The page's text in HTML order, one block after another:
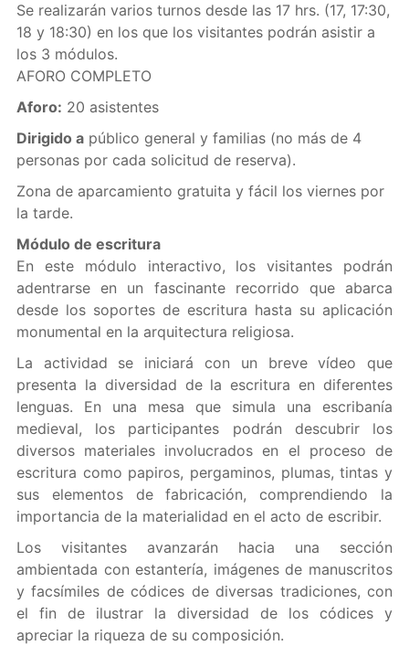
Se realizarán varios turnos desde las 17 hrs. (17, 17:30,
18 y 18:30) en los que los visitantes podrán asistir a
los 3 módulos.
AFORO COMPLETO
Aforo: 20 asistentes
Dirigido apúblico general y familias (no más de 4
personas por cada solicitud de reserva).
Zona de aparcamiento gratuita y fácil los viernes por
la tarde.
Módulo de escritura
En este módulo interactivo, los visitantes podrán
adentrarse en un fascinante recorrido que abarca
desde los soportes de escritura hasta su aplicación
monumental en la arquitectura religiosa.
La actividad se iniciará con un breve vídeo que
presenta la diversidad de la escritura en diferentes
lenguas. En una mesa que simula una escribanía
medieval, los participantes podrán descubrir los
diversos materiales involucrados en el proceso de
escritura como papiros, pergaminos, plumas, tintas y
sus elementos de fabricación, comprendiendo la
importancia de la materialidad en el acto de escribir.
Los visitantes avanzarán hacia una sección
ambientada con estantería, imágenes de manuscritos
y facsímiles de códices de diversas tradiciones, con
el fin de ilustrar la diversidad de los códices y
apreciar la riqueza de su composición.